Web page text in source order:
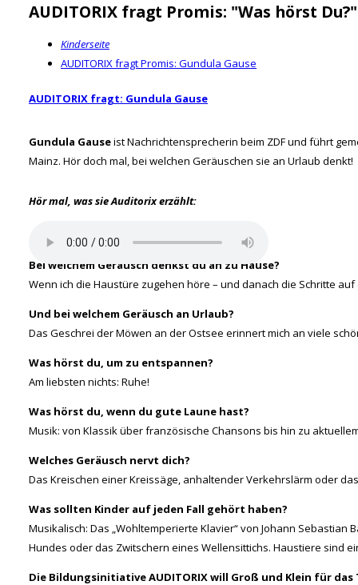
AUDITORIX fragt Promis: "Was hörst Du?"
Kinderseite
AUDITORIX fragt Promis: Gundula Gause
AUDITORIX fragt: Gundula Gause
Gundula Gauseist Nachrichtensprecherin beim ZDF und führt
Mainz. Hör doch mal, bei welchen Geräuschen sie an Urlaub denkt!
Hör mal, was sie Auditorix erzählt:
Bei welchem Geräusch denkst du an zu Hause?
Wenn ich die Haustüre zugehen höre – und danach die Schritte
Und bei welchem Geräusch an Urlaub?
Das Geschrei der Möwen an der Ostsee erinnert mich an viele
Was hörst du, um zu entspannen?
Am liebsten nichts: Ruhe!
Was hörst du, wenn du gute Laune hast?
Musik: von Klassik über französische Chansons bis hin zu
Welches Geräusch nervt dich?
Das Kreischen einer Kreissäge, anhaltender Verkehrslärm oder
Was sollten Kinder auf jeden Fall gehört haben?
Musikalisch: Das „Wohltemperierte Klavier“ von Johann
Hundes oder das Zwitschern eines Wellensittichs. Haustiere sind
Die Bildungsinitiative AUDITORIX will Groß und Klein für